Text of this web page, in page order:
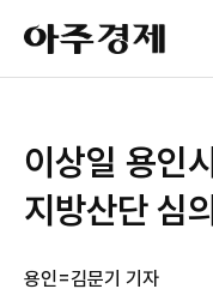
아
주
경
이상일 용인
지방산단 심
용인=김문기 기자